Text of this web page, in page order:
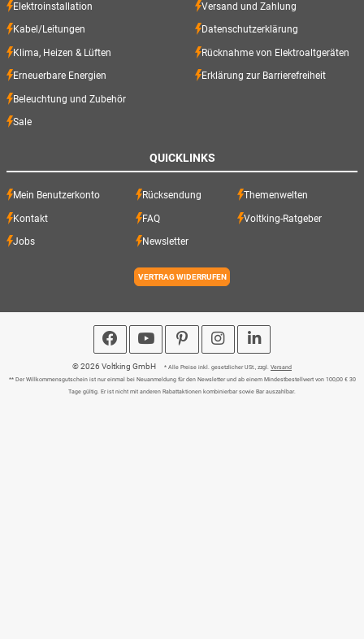
Elektroinstallation
Kabel/Leitungen
Klima, Heizen & Lüften
Erneuerbare Energien
Beleuchtung und Zubehör
Sale
Versand und Zahlung
Datenschutzerklärung
Rücknahme von Elektroaltgeräten
Erklärung zur Barrierefreiheit
QUICKLINKS
Mein Benutzerkonto Rücksendung Themenwelten
Kontakt FAQ Voltking-Ratgeber
Jobs Newsletter
VERTRAG WIDERRUFEN
© 2026 Voltking GmbH * Alle Preise inkl. gesetzlicher USt., zzgl. Versand
** Der Willkommensgutschein ist nur einmal bei Neuanmeldung für den Newsletter und ab einem Mindestbestellwert von 100,00 € 30
Tage gültig. Er ist nicht mit anderen Rabattaktionen kombinierbar sowie Bar auszahlbar.